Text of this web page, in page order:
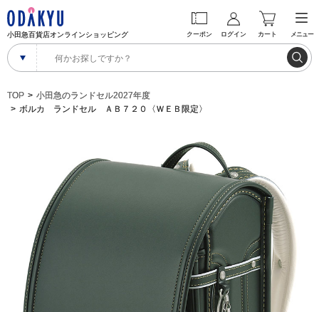
小田急百貨店オンラインショッピング クーポン ログイン カート メニュー
TOP
小田急のランドセル2027年度
ボルカ ランドセル ＡＢ７２０〈ＷＥＢ限定〉